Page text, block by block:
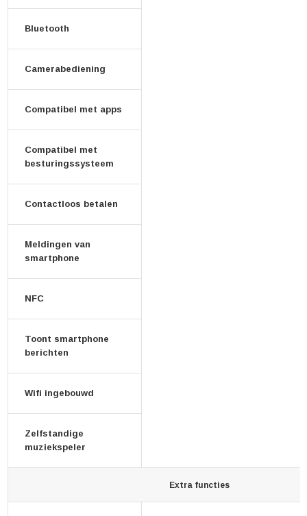
Bluetooth
Camerabediening
Compatibel met apps
Compatibel met
besturingssysteem
Contactloos betalen
Meldingen van
smartphone
NFC
Toont smartphone
berichten
Wifi ingebouwd
Zelfstandige
muziekspeler
Extra functies